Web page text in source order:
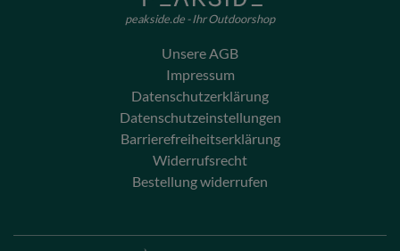
peakside.de - Ihr Outdoorshop
Unsere AGB
Impressum
Datenschutzerklärung
Datenschutzeinstellungen
Barrierefreiheitserklärung
Widerrufsrecht
Bestellung widerrufen